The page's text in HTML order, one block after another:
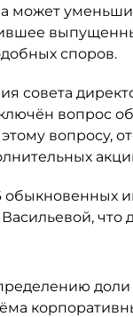
может
споров.
совета
вопрос
вопросу,
обыкновенных
что